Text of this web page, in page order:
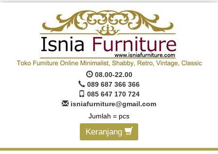
08.00-22.00
089 687 366 366
085 647 170 724
isniafurniture@gmail.com
Jumlah = pcs
Keranjang